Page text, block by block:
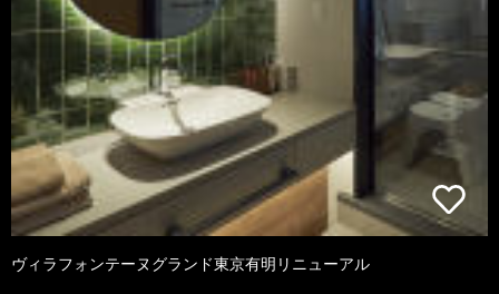
ヴィラフォンテーヌグランド東京有明リニューアル